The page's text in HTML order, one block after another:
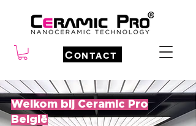
Contact
Welkom bij Ceramic Pro
België